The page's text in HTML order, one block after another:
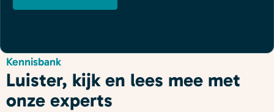
Kennisbank
Luister, kijk en lees mee met
onze experts